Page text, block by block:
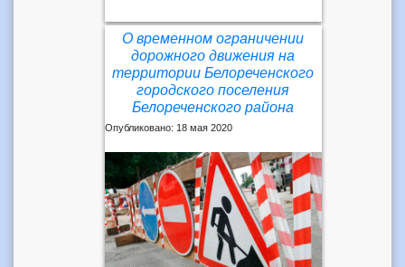
О временном ограничении
дорожного движения на
территории Белореченского
городского поселения
Белореченского района
Опубликовано: 18 мая 2020